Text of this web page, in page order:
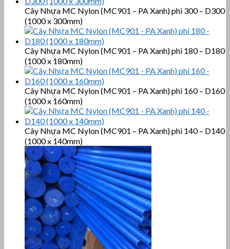
Cây Nhựa MC Nylon (MC901 – PA Xanh) phi 300 – D300
(1000 x 300mm)
Cây Nhựa MC Nylon (MC901 – PA Xanh) phi 180 – D180
(1000 x 180mm)
Cây Nhựa MC Nylon (MC901 – PA Xanh) phi 160 – D160
(1000 x 160mm)
Cây Nhựa MC Nylon (MC901 – PA Xanh) phi 140 – D140
(1000 x 140mm)